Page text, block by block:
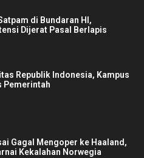
di Bundaran HI,
Dijerat Pasal Berlapis
Republik Indonesia, Kampus
Pemerintah
Gagal Mengoper ke Haaland,
Kekalahan Norwegia